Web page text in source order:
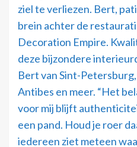
ziel te verliezen. Bert,
brein achter de
Decoration Empire.
deze bijzondere
Bert van Sint-
Antibes en meer. “Het
voor mij blijft
een pand. Houd je roer
iedereen ziet meteen